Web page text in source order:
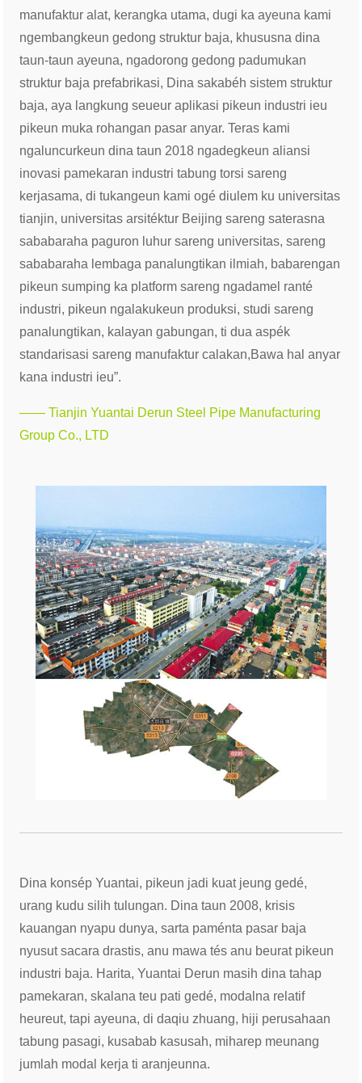
manufaktur alat, kerangka utama, dugi ka ayeuna kami
ngembangkeun gedong struktur baja, khususna dina
taun-taun ayeuna, ngadorong gedong padumukan
struktur baja prefabrikasi, Dina sakabéh sistem struktur
baja, aya langkung seueur aplikasi pikeun industri ieu
pikeun muka rohangan pasar anyar. Teras kami
ngaluncurkeun dina taun 2018 ngadegkeun aliansi
inovasi pamekaran industri tabung torsi sareng
kerjasama, di tukangeun kami ogé diulem ku universitas
tianjin, universitas arsitéktur Beijing sareng saterasna
sababaraha paguron luhur sareng universitas, sareng
sababaraha lembaga panalungtikan ilmiah, babarengan
pikeun sumping ka platform sareng ngadamel ranté
industri, pikeun ngalakukeun produksi, studi sareng
panalungtikan, kalayan gabungan, ti dua aspék
standarisasi sareng manufaktur calakan,Bawa hal anyar
kana industri ieu”.
—— Tianjin Yuantai Derun Steel Pipe Manufacturing
Group Co., LTD
Dina konsép Yuantai, pikeun jadi kuat jeung gedé,
urang kudu silih tulungan. Dina taun 2008, krisis
kauangan nyapu dunya, sarta paménta pasar baja
nyusut sacara drastis, anu mawa tés anu beurat pikeun
industri baja. Harita, Yuantai Derun masih dina tahap
pamekaran, skalana teu pati gedé, modalna relatif
heureut, tapi ayeuna, di daqiu zhuang, hiji perusahaan
tabung pasagi, kusabab kasusah, miharep meunang
jumlah modal kerja ti aranjeunna.